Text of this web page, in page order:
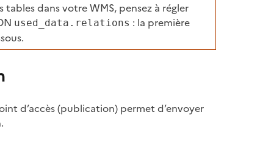
dans votre WMS, pensez à régler
used_data.relations : la première
d’accès (publication) permet d’envoyer